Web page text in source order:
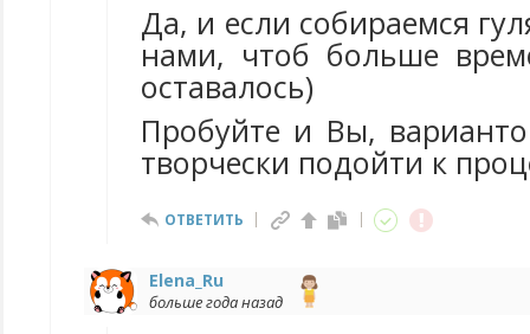
Да, и если собираемся
нами, чтоб больше
оставалось)
Пробуйте и Вы,
творчески подойти к
ОТВЕТИТЬ
Elena_Ru
больше года назад